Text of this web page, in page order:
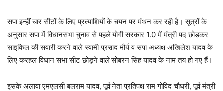
सपा इन्हीं चार सीटों के लिए प्रत्याशियों के चयन पर मंथन कर रही है। सूत्रों के
अनुसार सपा में विधानसभा चुनाव से पहले योगी सरकार 1.0 में मंत्री पद छोड़कर
साइकिल की सवारी करने वाले स्वामी प्रसाद मौर्य व सपा अध्यक्ष अखिलेश यादव के
लिए करहल विधान सभा सीट छोड़ने वाले सोबरन सिंह यादव के नाम तय हो गए हैं।
इसके अलावा एमएलसी बलराम यादव, पूर्व नेता प्रतिपक्ष राम गोविंद चौधरी, पूर्व मंत्री